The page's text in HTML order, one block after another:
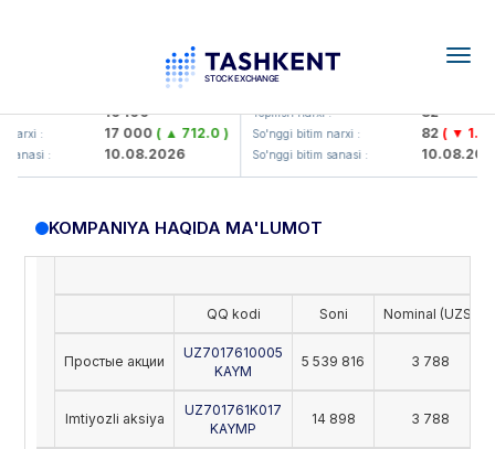
16 100
: 17 000( ▲ 712.0 )
: 10.08.2026
KFSK (<Kafolat sug'urta
Yopilish narxi : 82
So'nggi bitim narxi : 82( ▼ 1.91 )
So'nggi bitim sanasi : 10.08.2026
KOMPANIYA HAQIDA MA'LUMOT
QQ kodi Soni Nominal (UZS)
Простые акции
UZ7017610005
KAYM
5 539 816 3 788
Imtiyozli aksiya
UZ701761K017
KAYMP
14 898 3 788